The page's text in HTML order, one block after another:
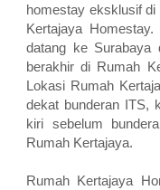
homestay eksklusif di
Kertajaya
datang ke Surabaya
berakhir di Rumah
Lokasi Rumah
dekat bunderan ITS,
kiri sebelum
Rumah Kertajaya.
Rumah Kertajaya